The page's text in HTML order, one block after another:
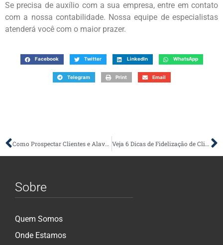
Se precisa de auxílio com a sua empresa, entre em contato
com a nossa contabilidade. Nossa equipe de especialistas
atenderá você com o maior prazer.
Facebook Twitter LinkedIn WhatsApp
Telegram Print Email
Como Prospectar Clientes e Alavancar as Vendas da Sua Empresa Veja 6 Dicas de Fidelização de Clientes Para Sua Empresa
Sobre
Quem Somos
Onde Estamos